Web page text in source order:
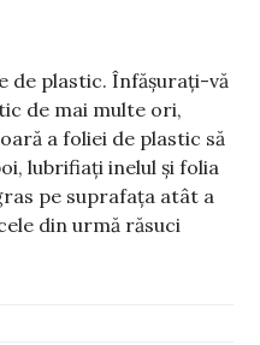
de plastic. Înfășurați-vă
de mai multe ori,
a foliei de plastic să
lubrifiați inelul și folia
pe suprafața atât a
din urmă răsuci